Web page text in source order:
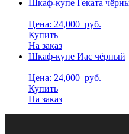
Шкаф-купе Геката
Цена: 24,000 руб.
Купить
На заказ
Шкаф-купе Иас чёрный
Цена: 24,000 руб.
Купить
На заказ